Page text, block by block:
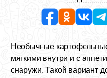
Необычные
мягкими внутри и с
снаружи. Такой вариант